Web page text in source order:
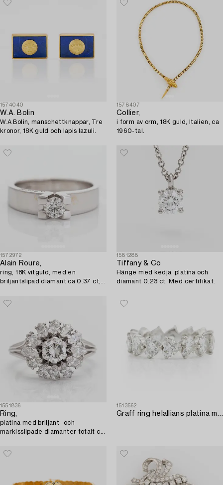
1574040
W.A. Bolin
W.A Bolin, manschettknappar, Tre
kronor, 18K guld och lapis lazuli.
1578407
Collier,
i form av orm, 18K guld, Italien, ca
1960-tal.
1572972
Alain Roure,
ring, 18K vitguld, med en
briljantslipad diamant ca 0.37 ct,
1581288
Tiffany & Co
Hänge med kedja, platina och
diamant 0.23 ct. Med certifikat.
1551836
Ring,
platina med briljant- och
markisslipade diamanter totalt ca
1513562
Graff ring helallians platina med hjärtformade brilljantslipade diamanter.